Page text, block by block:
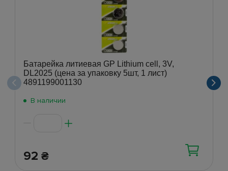
Батарейка литиевая GP Lithium cell, 3V,
DL2025 (цена за упаковку 5шт, 1 лист)
4891199001130
В наличии
92 ₴